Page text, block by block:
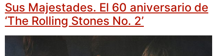
Sus Majestades. El 60 aniversario de
‘The Rolling Stones No. 2’